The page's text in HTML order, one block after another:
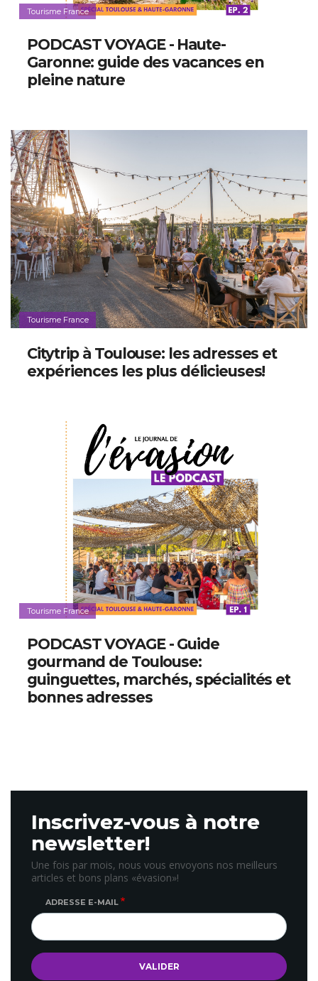
Tourisme France
PODCAST VOYAGE - Haute-
Garonne: guide des vacances en
pleine nature
Tourisme France
Citytrip à Toulouse: les adresses et
expériences les plus délicieuses!
Tourisme France
PODCAST VOYAGE - Guide
gourmand de Toulouse:
guinguettes, marchés, spécialités et
bonnes adresses
Inscrivez-vous à notre
newsletter!
Une fois par mois, nous vous envoyons nos meilleurs
articles et bons plans «évasion»!
ADRESSE E-MAIL